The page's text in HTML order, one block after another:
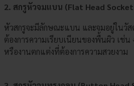
2. สกรูหัวจมแบน (Flat Head Socket
หัวสกรูจะมีลักษณะแบน และจมอยู่ในวั
ต้องการความเรียบเนียนของพื้นผิว เช่น
หรืองานตกแต่งที่ต้องการความสวยงาม